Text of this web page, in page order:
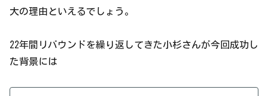
大の理由といえるでしょう。
22年間リバウンドを繰り返してきた小杉さんが今回成功し
た背景には